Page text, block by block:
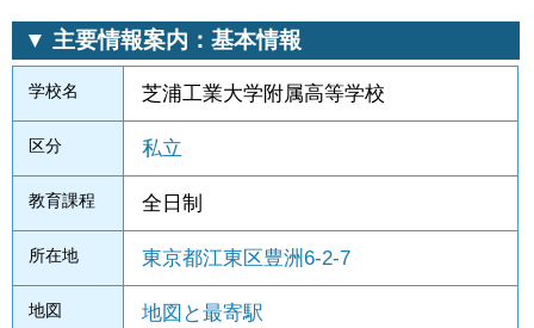
▼ 主要情報案内：基本情報
学校名 芝浦工業大学附属高等学校
区分 私立
教育課程 全日制
所在地 東京都江東区豊洲6-2-7
地図 地図と最寄駅